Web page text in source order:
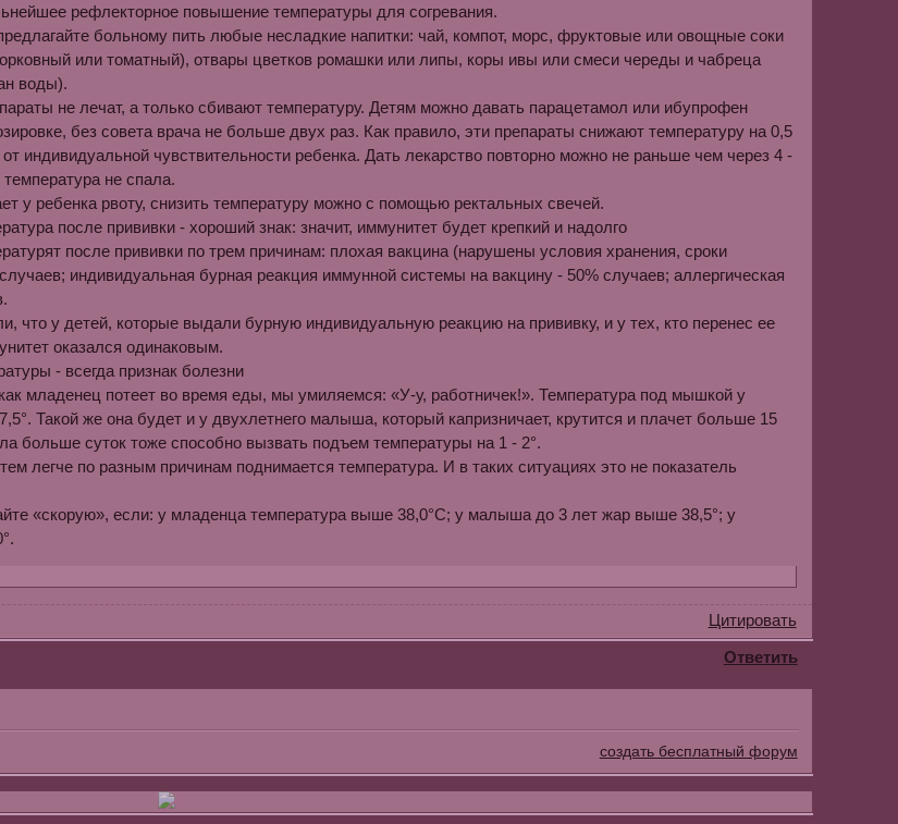
рефлекторное повышение температуры для согревания.
больному пить любые несладкие напитки: чай, компот, морс, фруктовые или овощные соки
или томатный), отвары цветков ромашки или липы, коры ивы или смеси череды и чабреца
воды).
не лечат, а только сбивают температуру. Детям можно давать парацетамол или ибупрофен
без совета врача не больше двух раз. Как правило, эти препараты снижают температуру на 0,5
индивидуальной чувствительности ребенка. Дать лекарство повторно можно не раньше чем через 4 -
не спала.
у ребенка рвоту, снизить температуру можно с помощью рек­тальных свечей.
после прививки - хороший знак: значит, иммуни­тет будет крепкий и надолго
после привив­ки по трем причинам: плохая вакцина (нарушены условия хранения, сроки
индивидуальная бурная реакция иммунной системы на вакцину - 50% случаев; аллергическая
что у детей, кото­рые выдали бурную индивидуальную реакцию на прививку, и у тех, кто перенес ее
оказался одинаковым.
- всегда признак болезни
младенец потеет во время еды, мы умиляемся: «У-у, работничек!». Температура под мышкой у
Такой же она будет и у двухлетнего малыша, который капризничает, крутится и плачет больше 15
больше суток тоже способно вызвать подъем температуры на 1 - 2°.
легче по разным причинам поднимается температура. И в таких ситуациях это не показатель
«скорую», если: у младенца температура выше 38,0°С; у малыша до 3 лет жар выше 38,5°; у
Цитировать
Ответить
создать бесплатный форум